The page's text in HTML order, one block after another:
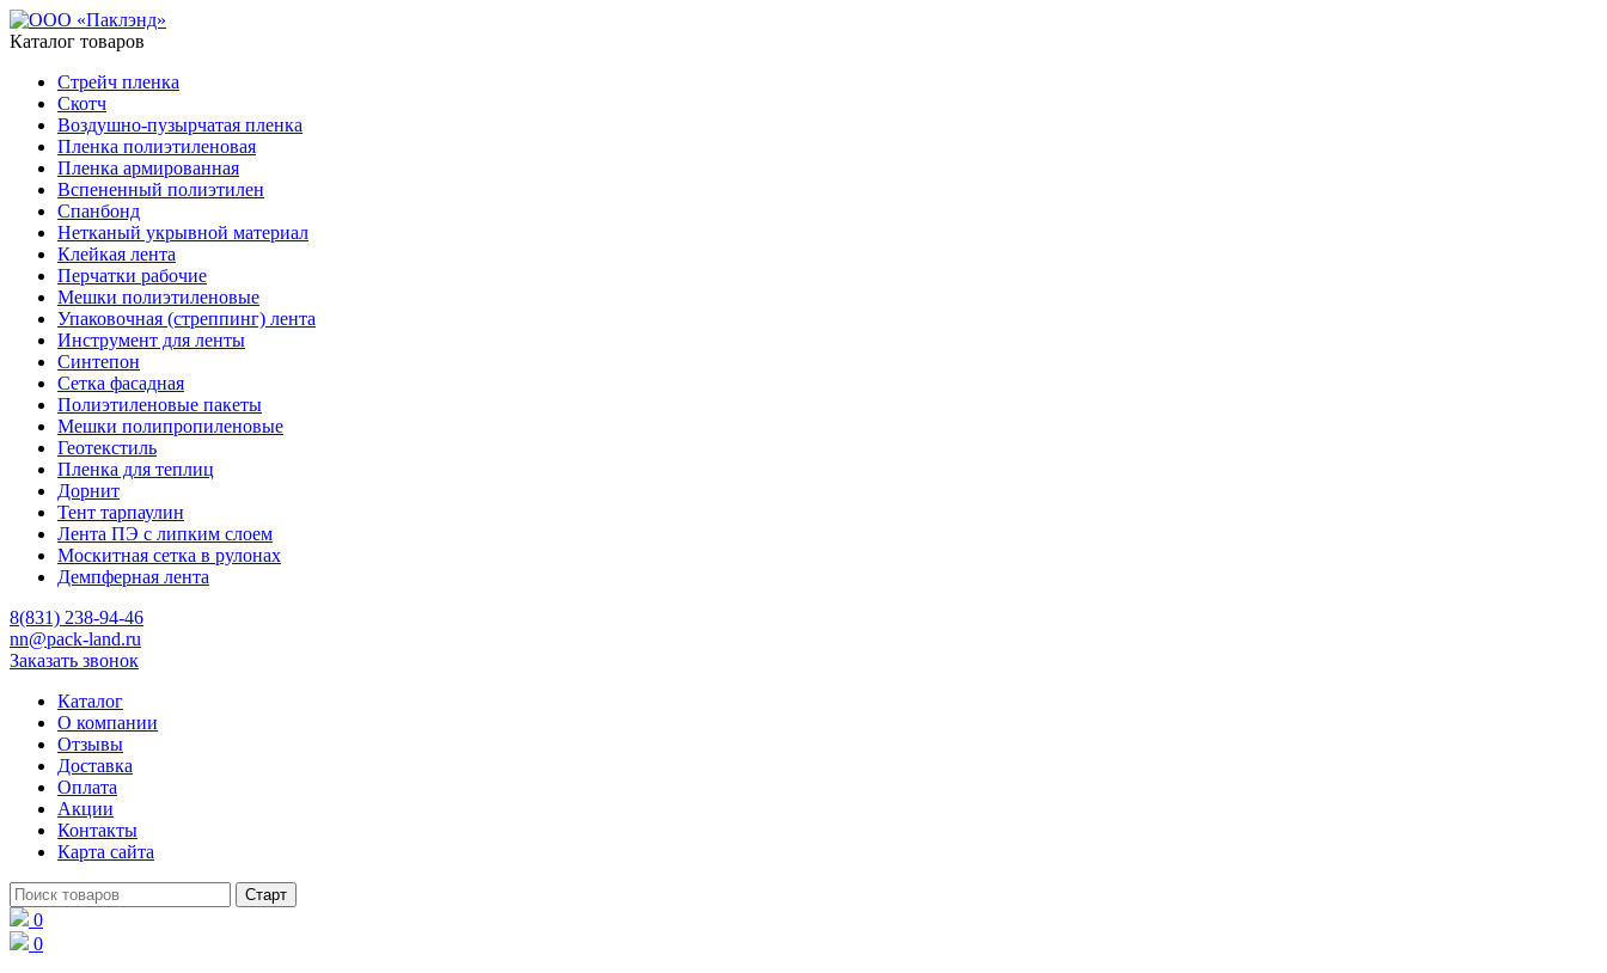
Каталог товаров
Стрейч пленка
Скотч
Воздушно-пузырчатая пленка
Пленка полиэтиленовая
Пленка армированная
Вспененный полиэтилен
Спанбонд
Нетканый укрывной материал
Клейкая лента
Перчатки рабочие
Мешки полиэтиленовые
Упаковочная (стреппинг) лента
Инструмент для ленты
Синтепон
Сетка фасадная
Полиэтиленовые пакеты
Мешки полипропиленовые
Геотекстиль
Пленка для теплиц
Дорнит
Тент тарпаулин
Лента ПЭ с липким слоем
Москитная сетка в рулонах
Демпферная лента
8(831) 238-94-46
nn@pack-land.ru
Заказать звонок
Каталог
О компании
Отзывы
Доставка
Оплата
Акции
Контакты
Карта сайта
0
0